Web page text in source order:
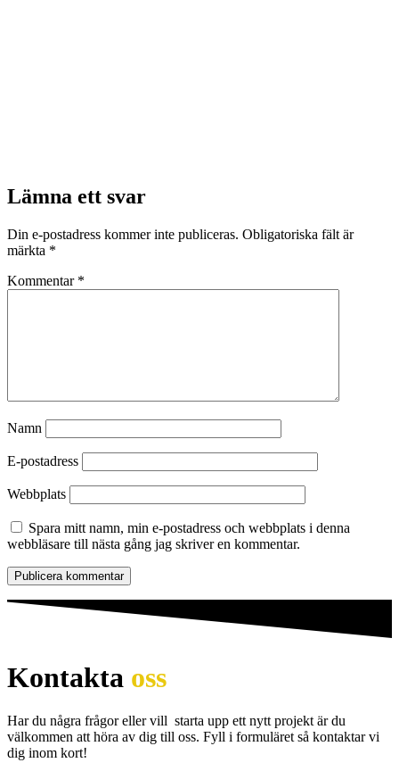
Lämna ett svar
Din e-postadress kommer inte publiceras. Obligatoriska fält är
märkta *
Kommentar *
Namn
E-postadress
Webbplats
Spara mitt namn, min e-postadress och webbplats i denna
webbläsare till nästa gång jag skriver en kommentar.
Kontakta oss
Har du några frågor eller vill starta upp ett nytt projekt är du
välkommen att höra av dig till oss. Fyll i formuläret så kontaktar vi
dig inom kort!